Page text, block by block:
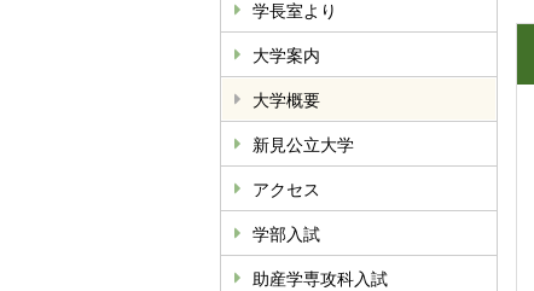
学長室より
大学案内
大学概要
新見公立大学
アクセス
学部入試
助産学専攻科入試